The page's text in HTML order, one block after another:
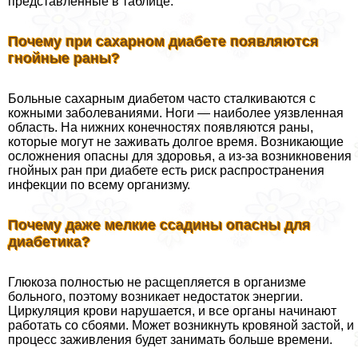
Почему при сахарном диабете появляются
гнойные раны?
Больные сахарным диабетом часто сталкиваются с
кожными заболеваниями. Ноги — наиболее уязвленная
область. На нижних конечностях появляются раны,
которые могут не заживать долгое время. Возникающие
осложнения опасны для здоровья, а из-за возникновения
гнойных ран при диабете есть риск распространения
инфекции по всему организму.
Почему даже мелкие ссадины опасны для
диабетика?
Глюкоза полностью не расщепляется в организме
больного, поэтому возникает недостаток энергии.
Циркуляция крови нарушается, и все органы начинают
работать со сбоями. Может возникнуть кровяной застой, и
процесс заживления будет занимать больше времени.